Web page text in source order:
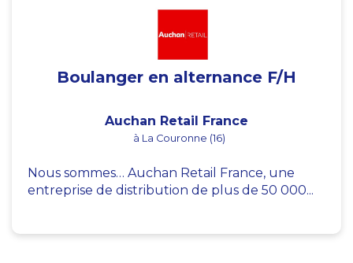
Boulanger en alternance F/H
Auchan Retail France
à La Couronne (16)
Nous sommes… Auchan Retail France, une
entreprise de distribution de plus de 50 000...